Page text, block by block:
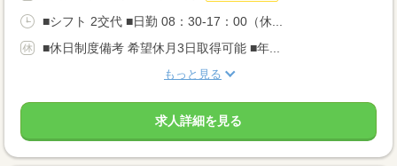
■シフト 2交代 ■日勤 08：30-17：00（休...
■休日制度備考 希望休月3日取得可能 ■年...
もっと見る
求人詳細を見る